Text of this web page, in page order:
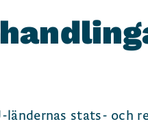
stats- och